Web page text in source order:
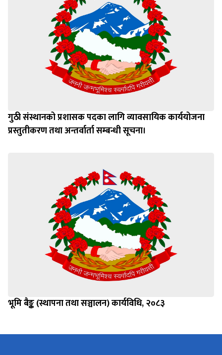
गुठी संस्थानको प्रशासक पदका लागि व्यावसायिक कार्ययोजना
प्रस्तुतीकरण तथा अन्तर्वार्ता सम्बन्धी सूचना।
भूमि बैङ्क (स्थापना तथा सञ्चालन) कार्यविधि, २०८३